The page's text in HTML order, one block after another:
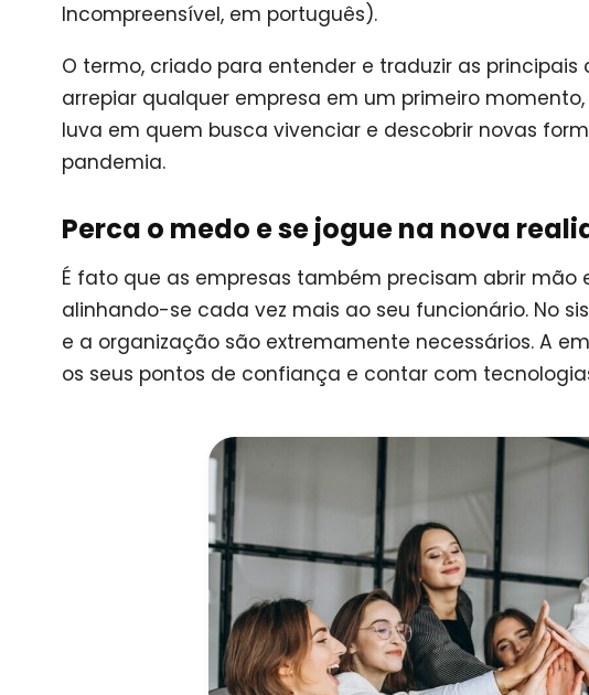
Incompreensível, em português).
O termo, criado para entender e traduzir as
arrepiar qualquer empresa em um primeiro
luva em quem busca vivenciar e descobrir novas
pandemia.
Perca o medo e se jogue na nova
É fato que as empresas também precisam abrir
alinhando-se cada vez mais ao seu funcionário. No
e a organização são extremamente necessários. A
os seus pontos de confiança e contar com